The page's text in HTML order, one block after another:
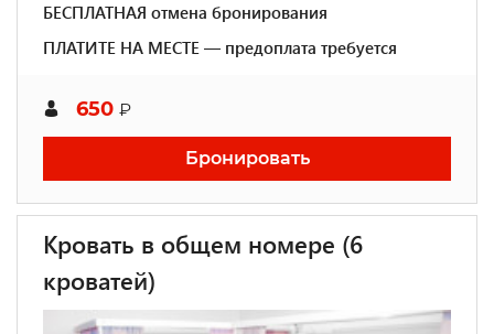
БЕСПЛАТНАЯ отмена бронирования
ПЛАТИТЕ НА МЕСТЕ — предоплата требуется
650 ₽
Бронировать
Кровать в общем номере (6
кроватей)